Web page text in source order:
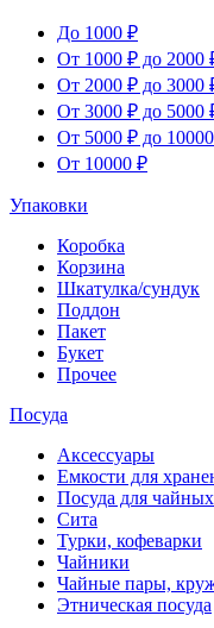
До 1000 ₽
От 1000 ₽ до 2000
От 2000 ₽ до 3000
От 3000 ₽ до 5000
От 5000 ₽ до
От 10000 ₽
Упаковки
Коробка
Корзина
Шкатулка/сундук
Поддон
Пакет
Букет
Прочее
Посуда
Аксессуары
Емкости для
Посуда для
Сита
Турки, кофеварки
Чайники
Чайные пары,
Этническая посуда